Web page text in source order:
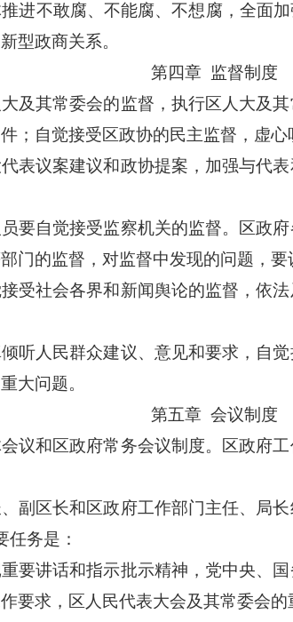
进不敢腐、不能腐、不想腐，全面
型政商关系。
第四章 监督制度
及其常委会的监督，执行区人大及
；自觉接受区政协的民主监督，虚心
表议案建议和政协提案，加强与代
要自觉接受监察机关的监督。区政
门的监督，对监督中发现的问题，要
受社会各界和新闻舆论的监督，依
听人民群众建议、意见和要求，自
大问题。
第五章 会议制度
议和区政府常务会议制度。区政府
副区长和区政府工作部门主任、局
任务是：
重要讲话和指示批示精神，党中央、
要求，区人民代表大会及其常委会的